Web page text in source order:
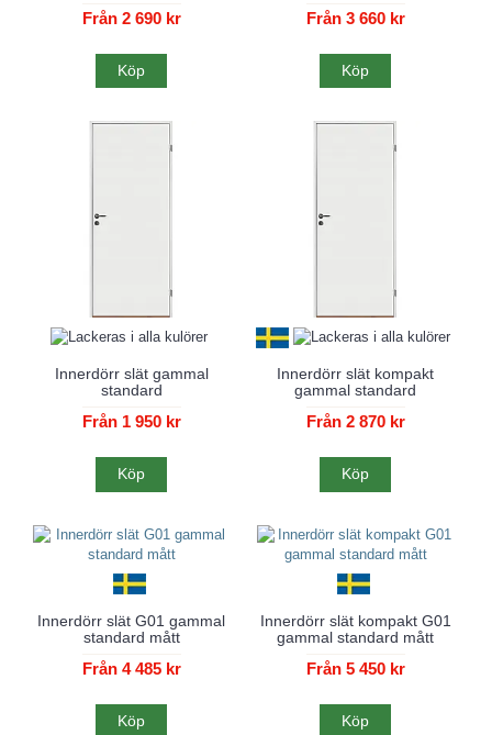
Från 2 690 kr
Köp
Från 3 660 kr
Köp
Innerdörr slät gammal
standard
Från 1 950 kr
Köp
Innerdörr slät kompakt
gammal standard
Från 2 870 kr
Köp
Innerdörr slät G01 gammal
standard mått
Från 4 485 kr
Köp
Innerdörr slät kompakt G01
gammal standard mått
Från 5 450 kr
Köp